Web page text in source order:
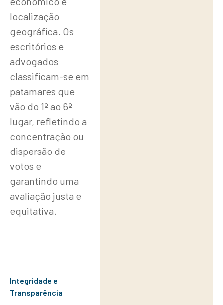
localização
geográfica. Os
escritórios e
advogados
classificam-se em
patamares que
vão do 1º ao 6º
lugar, refletindo a
concentração ou
dispersão de
votos e
garantindo uma
avaliação justa e
equitativa.
Integridade e
Transparência